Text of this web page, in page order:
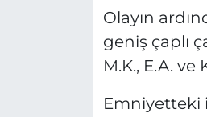
Olayın
geniş çaplı
M.K., E.A. ve
Emniyetteki